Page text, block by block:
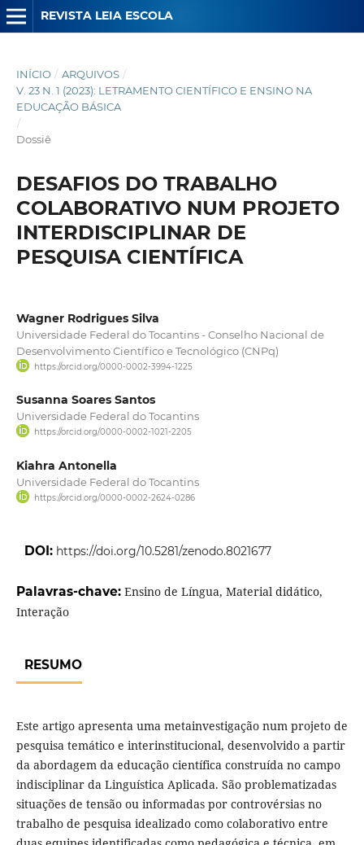
REVISTA LEIA ESCOLA
INÍCIO / ARQUIVOS /
V. 23 N. 1 (2023): LETRAMENTO CIENTÍFICO E ENSINO NA
EDUCAÇÃO BÁSICA
/
Dossiê
DESAFIOS DO TRABALHO
COLABORATIVO NUM PROJETO
INTERDISCIPLINAR DE
PESQUISA CIENTÍFICA
Wagner Rodrigues Silva
Universidade Federal do Tocantins - Conselho Nacional de
Desenvolvimento Científico e Tecnológico (CNPq)
https://orcid.org/0000-0002-3994-1225
Susanna Soares Santos
Universidade Federal do Tocantins
https://orcid.org/0000-0002-1021-2205
Kiahra Antonella
Universidade Federal do Tocantins
https://orcid.org/0000-0002-2624-0286
DOI: https://doi.org/10.5281/zenodo.8021677
Palavras-chave: Ensino de Língua, Material didático,
Interação
RESUMO
Este artigo apresenta uma metainvestigação num projeto de
pesquisa temático e interinstitucional, desenvolvido a partir
da abordagem da educação científica construída no campo
indisciplinar da Linguística Aplicada. São problematizadas
situações de tensão ou informadas por controvérsias no
trabalho de pesquisa idealizado como colaborativo entre